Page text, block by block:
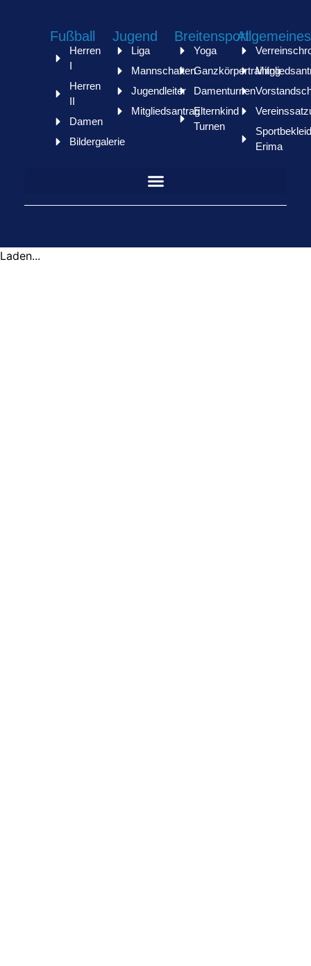
Fußball
Herren
I
Herren
II
Damen
Bildergalerie
Jugend
Liga
Mannschaften
Jugendleiter
Mitgliedsantrag
Breitensport
Yoga
Ganzkörpertraining
Damenturnen
Elternkind
Turnen
Allgemeines
Erima
Laden...